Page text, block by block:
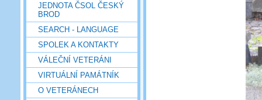
JEDNOTA ČSOL ČESKÝ
BROD
SEARCH - LANGUAGE
SPOLEK A KONTAKTY
VÁLEČNÍ VETERÁNI
VIRTUÁLNÍ PAMÁTNÍK
O VETERÁNECH